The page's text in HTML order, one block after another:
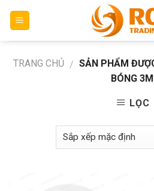
TRANG CHỦ / SẢN PHẨM
BÓNG
LỌC